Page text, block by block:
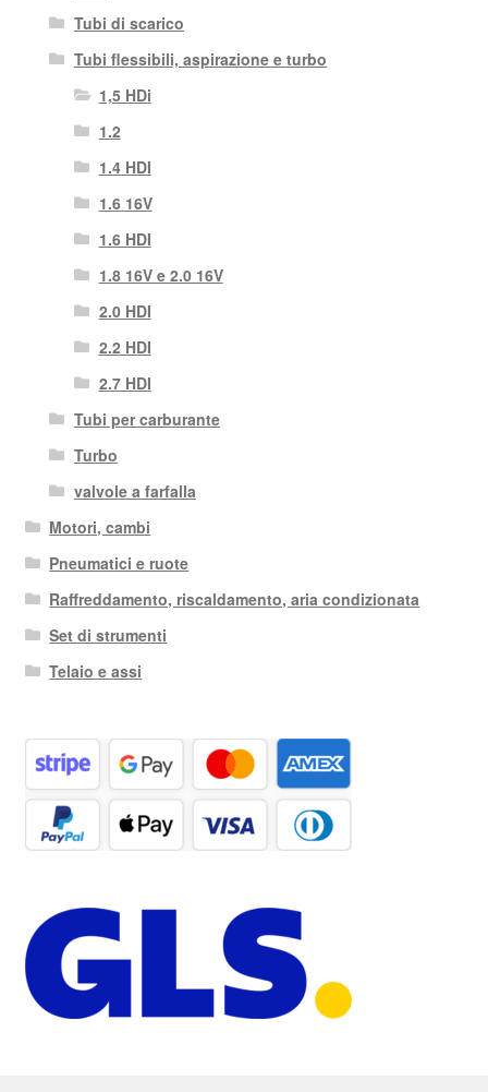
Tubi di scarico
Tubi flessibili, aspirazione e turbo
1,5 HDi
1.2
1.4 HDI
1.6 16V
1.6 HDI
1.8 16V e 2.0 16V
2.0 HDI
2.2 HDI
2.7 HDI
Tubi per carburante
Turbo
valvole a farfalla
Motori, cambi
Pneumatici e ruote
Raffreddamento, riscaldamento, aria condizionata
Set di strumenti
Telaio e assi